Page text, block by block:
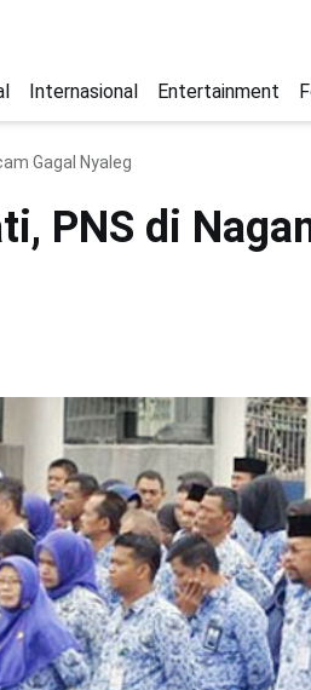
Internasional Entertainment
Gagal Nyaleg
PNS di